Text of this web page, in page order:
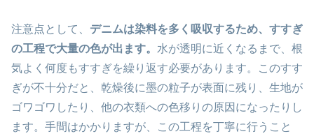
注意点として、 デニムは染料を多く吸収するため、すすぎ
の工程で大量の色が出ます。 水が透明に近くなるまで、根
気よく何度もすすぎを繰り返す必要があります。このすす
ぎが不十分だと、乾燥後に墨の粒子が表面に残り、生地が
ゴワゴワしたり、他の衣類への色移りの原因になったりし
ます。手間はかかりますが、この工程を丁寧に行うこと